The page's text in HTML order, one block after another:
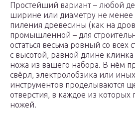
Простейший вариант – любой
ширине или диаметру не менее
пиления древесины (как на
промышленной – для
остаться весьма ровный со всех
с высотой, равной длине
ножа из вашего набора. В нём
свёрл, электролобзика или
инструментов проделываются
отверстия, в каждое из которых
ножей.